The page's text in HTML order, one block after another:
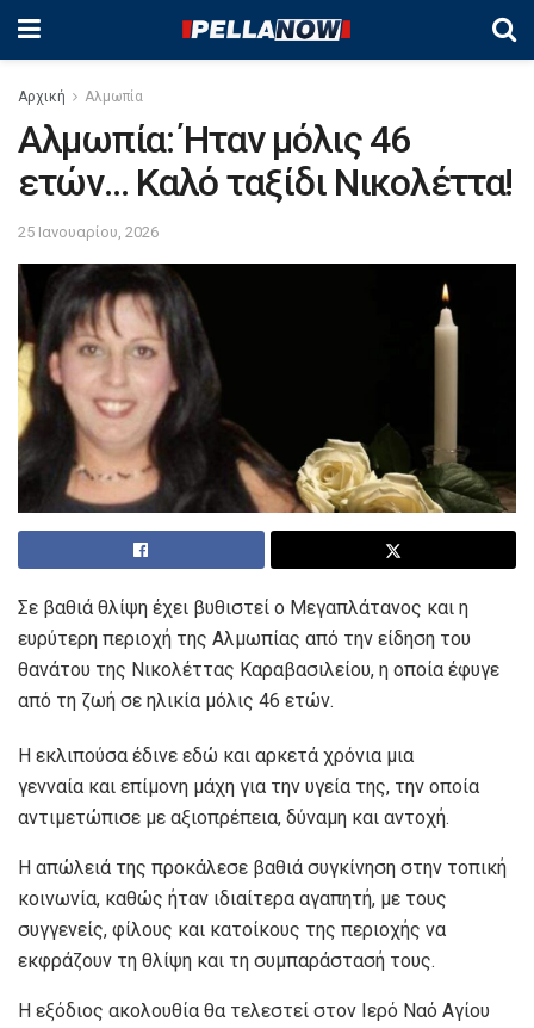
Αρχική Αλμωπία
Αλμωπία: Ήταν μόλις 46
ετών… Καλό ταξίδι Νικολέττα!
25 Ιανουαρίου, 2026
Σε βαθιά θλίψη έχει βυθιστεί ο Μεγαπλάτανος και η
ευρύτερη περιοχή της Αλμωπίας από την είδηση του
θανάτου της Νικολέττας Καραβασιλείου, η οποία έφυγε
από τη ζωή σε ηλικία μόλις 46 ετών.
Η εκλιπούσα έδινε εδώ και αρκετά χρόνια μια
γενναία και επίμονη μάχη για την υγεία της, την οποία
αντιμετώπισε με αξιοπρέπεια, δύναμη και αντοχή.
Η απώλειά της προκάλεσε βαθιά συγκίνηση στην τοπική
κοινωνία, καθώς ήταν ιδιαίτερα αγαπητή, με τους
συγγενείς, φίλους και κατοίκους της περιοχής να
εκφράζουν τη θλίψη και τη συμπαράστασή τους.
Η εξόδιος ακολουθία θα τελεστεί στον Ιερό Ναό Αγίου